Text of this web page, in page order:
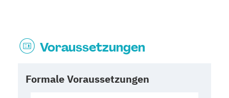
Voraussetzungen
Formale Voraussetzungen